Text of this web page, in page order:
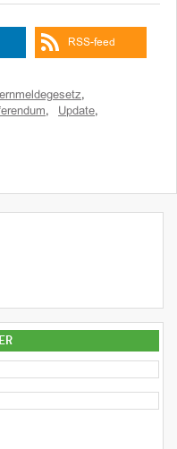
RSS-feed
,
, Update,